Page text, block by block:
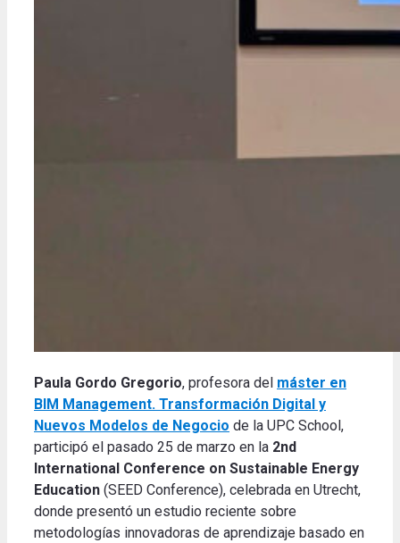
Paula Gordo Gregorio, profesora del máster en
BIM Management. Transformación Digital y
Nuevos Modelos de Negocio de la UPC School,
participó el pasado 25 de marzo en la 2nd
International Conference on Sustainable Energy
Education (SEED Conference), celebrada en Utrecht,
donde presentó un estudio reciente sobre
metodologías innovadoras de aprendizaje basado en